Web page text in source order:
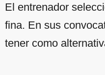
El entrenador
fina. En sus
tener como